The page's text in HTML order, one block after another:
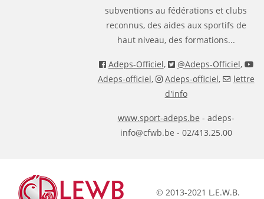
subventions au fédérations et clubs
reconnus, des aides aux sportifs de
haut niveau, des formations...
Adeps-Officiel, @Adeps-Officiel,
Adeps-officiel, Adeps-officiel,
lettre
d'info
www.sport-adeps.be - adeps-
info@cfwb.be - 02/413.25.00
© 2013-2021 L.E.W.B.